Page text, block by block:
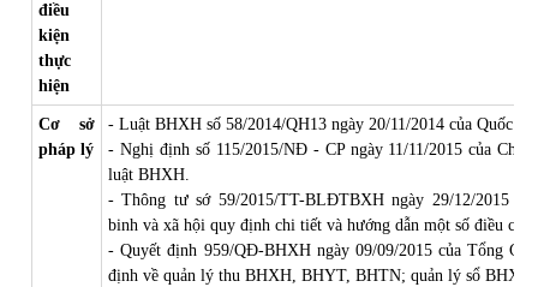
điều
kiện
thực
hiện
Cơ sở
pháp lý
- Luật BHXH số 58/2014/QH13 ngày 20/11/2014 của Quốc
- Nghị định số 115/2015/NĐ - CP ngày 11/11/2015 của
luật BHXH.
- Thông tư sớ 59/2015/TT-BLĐTBXH ngày 29/12/2015
binh và xã hội quy định chi tiết và hướng dẫn một số điều
- Quyết định 959/QĐ-BHXH ngày 09/09/2015 của Tổng
định về quản lý thu BHXH, BHYT, BHTN; quản lý sổ